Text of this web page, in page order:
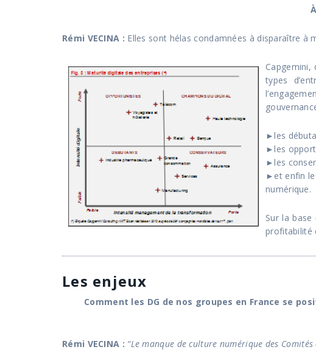
Rémi VECINA : Elles sont hélas condamnées à disparaître
types
►les
►les
►les
►et enfin
numérique.
Sur la
profitabilité
Les enjeux
Comment les DG de nos groupes en France se
Rémi VECINA : “Le manque de culture numérique des